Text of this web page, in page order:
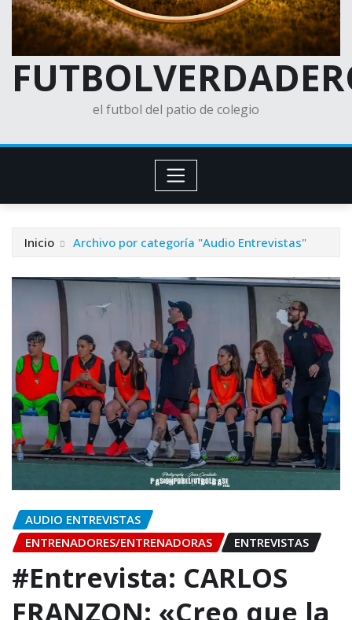
el futbol del patio de colegio
Inicio Archivo por categoría "Audio Entrevistas"
AUDIO ENTREVISTAS
ENTRENADORES/ENTRENADORAS
ENTREVISTAS
#Entrevista: CARLOS
FRANZON: «Creo que la